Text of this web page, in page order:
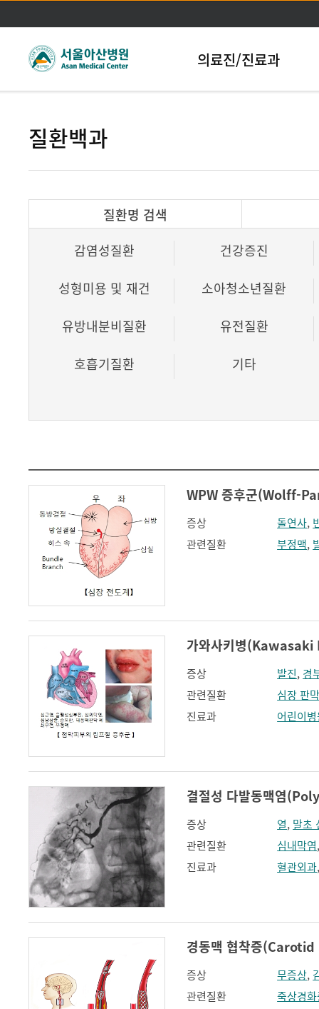
본문바로가기
의료진/진료과
질환백과
질환명 검색
감염성질환
건강증진
성형미용 및 재건
소아청소년질환
유방내분비질환
유전질환
호흡기질환
기타
WPW 증후군(Wolff-
증상 돌연사,
관련질환
부정맥,
가와사키병(Kawasaki
증상 발진, 경
관련질환
심장 판
진료과
어린이
결절성 다발동맥염
증상 열, 말초
관련질환
심내막염
진료과
혈관외과
경동맥 협착증
증상 무증상,
관련질환
죽상경